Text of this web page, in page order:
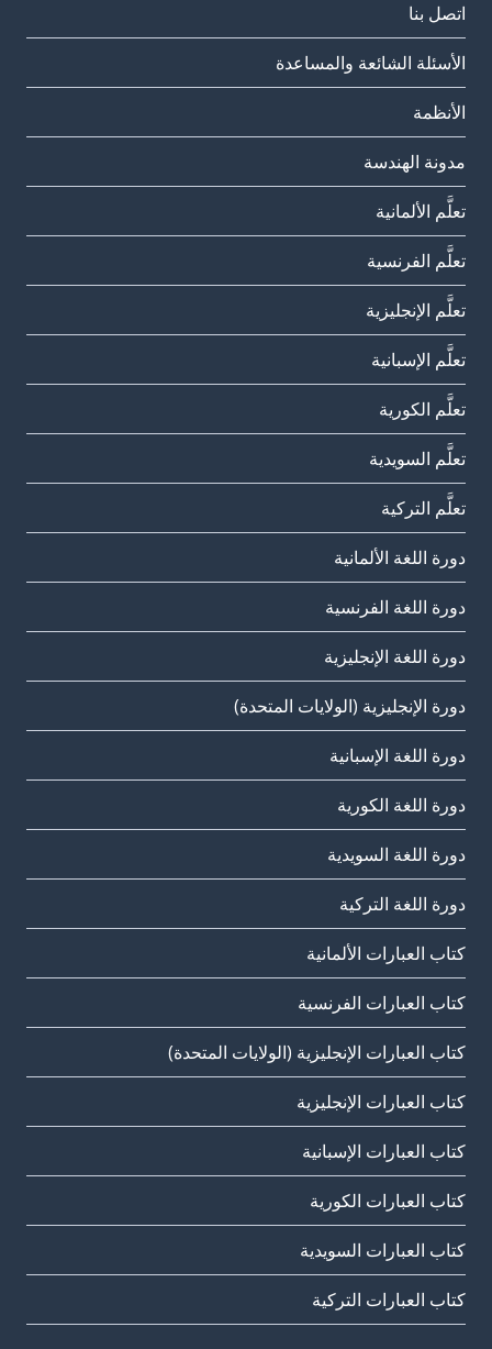
اتصل بنا
الأسئلة الشائعة والمساعدة
الأنظمة
مدونة الهندسة
تعلَّم الألمانية
تعلَّم الفرنسية
تعلَّم الإنجليزية
تعلَّم الإسبانية
تعلَّم الكورية
تعلَّم السويدية
تعلَّم التركية
دورة اللغة الألمانية
دورة اللغة الفرنسية
دورة اللغة الإنجليزية
دورة الإنجليزية (الولايات المتحدة)
دورة اللغة الإسبانية
دورة اللغة الكورية
دورة اللغة السويدية
دورة اللغة التركية
كتاب العبارات الألمانية
كتاب العبارات الفرنسية
كتاب العبارات الإنجليزية (الولايات المتحدة)
كتاب العبارات الإنجليزية
كتاب العبارات الإسبانية
كتاب العبارات الكورية
كتاب العبارات السويدية
كتاب العبارات التركية